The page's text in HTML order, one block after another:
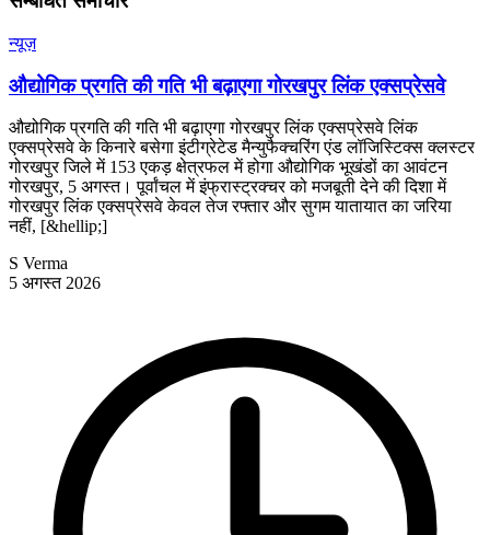
न्यूज़
औद्योगिक प्रगति की गति भी बढ़ाएगा गोरखपुर लिंक एक्सप्रेसवे
औद्योगिक प्रगति की गति भी बढ़ाएगा गोरखपुर लिंक एक्सप्रेसवे लिंक
एक्सप्रेसवे के किनारे बसेगा इंटीग्रेटेड मैन्युफैक्चरिंग एंड लॉजिस्टिक्स क्लस्टर
गोरखपुर जिले में 153 एकड़ क्षेत्रफल में होगा औद्योगिक भूखंडों का आवंटन
गोरखपुर, 5 अगस्त। पूर्वांचल में इंफ्रास्ट्रक्चर को मजबूती देने की दिशा में
गोरखपुर लिंक एक्सप्रेसवे केवल तेज रफ्तार और सुगम यातायात का जरिया
नहीं, [&hellip;]
S Verma
5 अगस्त 2026